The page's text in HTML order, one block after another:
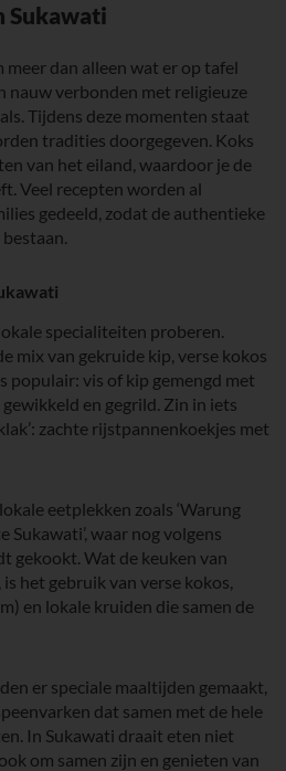
Sukawati
dan alleen wat er op tafel
nauw verbonden met religieuze
Tijdens deze momenten staat
tradities doorgegeven. Koks
van het eiland, waardoor je de
Veel recepten worden al
gedeeld, zodat de authentieke
specialiteiten proberen.
mix van gekruide kip, verse kokos
populair: vis of kip gemengd met
en gegrild. Zin in iets
zachte rijstpannenkoekjes met
eetplekken zoals ‘Warung
Sukawati’, waar nog volgens
gekookt. Wat de keuken van
het gebruik van verse kokos,
en lokale kruiden die samen de
er speciale maaltijden gemaakt,
dat samen met de hele
In Sukawati draait eten niet
om samen zijn en genieten van